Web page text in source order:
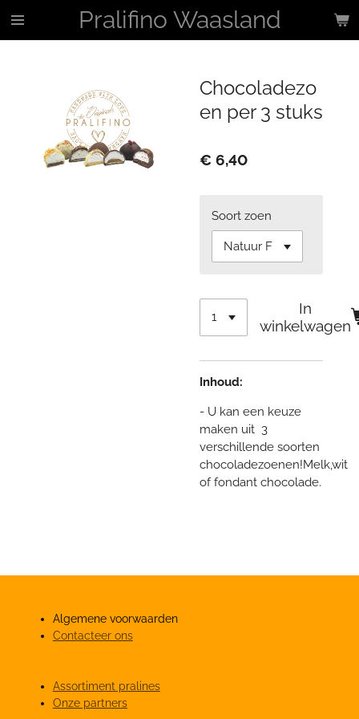
Ga
Pralifino Waasland
Chocoladezo
en per 3 stuks
€ 6,40
Soort zoen
In
winkelwagen
Inhoud:
- U kan een keuze
maken uit 3
verschillende soorten
chocoladezoenen!Melk,wit
of fondant chocolade.
Algemene voorwaarden
Contacteer ons
Assortiment pralines
Onze partners